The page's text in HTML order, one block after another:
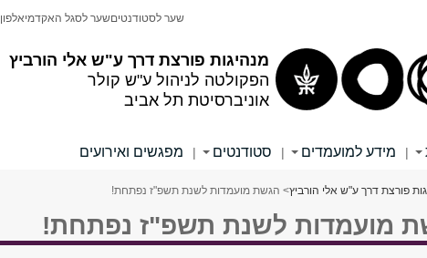
מנהיגות פורצת דרך ע"ש אלי הורביץ
הפקולטה לניהול ע"ש קולר
אוניברסיטת תל אביב
שער לסטודנטיםשער לסגל האקדמיאלפון
| מידע למועמדים | סטודנטים | מפגשים ואירועים
כאן
פורצת דרך ע"ש אלי הורביץ> הגשת מועמדות לשנת תשפ"ז נפתחת!
מועמדות לשנת תשפ"ז נפתחת!